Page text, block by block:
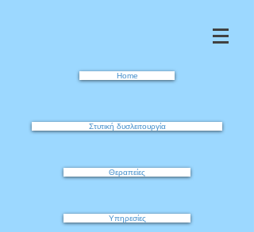
Home
Στυτική δυσλειτουργία
Θεραπείες
Υπηρεσίες